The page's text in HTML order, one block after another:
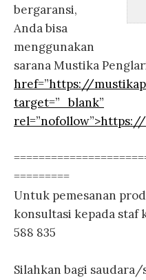
bergaransi,
Anda bisa
menggunakan
sarana Mustika
href=”https://
target=”_blank”
=========
Untuk pemesanan
konsultasi kepada staf
588 835
Silahkan bagi